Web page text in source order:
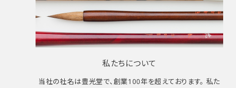
私たちについて
当社の社名は豊光堂で、創業100年を超えております。 私た